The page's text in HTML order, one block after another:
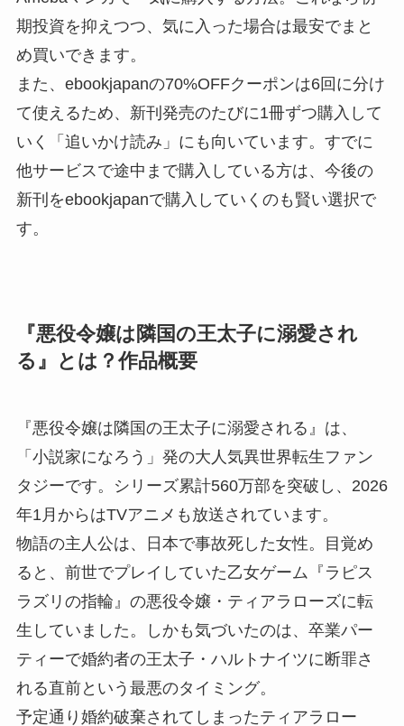
期投資を抑えつつ、気に入った場合は最安でまと
め買いできます。
また、ebookjapanの70%OFFクーポンは6回に分け
て使えるため、新刊発売のたびに1冊ずつ購入して
いく「追いかけ読み」にも向いています。すでに
他サービスで途中まで購入している方は、今後の
新刊をebookjapanで購入していくのも賢い選択で
す。
『悪役令嬢は隣国の王太子に溺愛され
る』とは？作品概要
『悪役令嬢は隣国の王太子に溺愛される』は、
「小説家になろう」発の大人気異世界転生ファン
タジーです。シリーズ累計560万部を突破し、2026
年1月からはTVアニメも放送されています。
物語の主人公は、日本で事故死した女性。目覚め
ると、前世でプレイしていた乙女ゲーム『ラピス
ラズリの指輪』の悪役令嬢・ティアラローズに転
生していました。しかも気づいたのは、卒業パー
ティーで婚約者の王太子・ハルトナイツに断罪さ
れる直前という最悪のタイミング。
予定通り婚約破棄されてしまったティアラロー